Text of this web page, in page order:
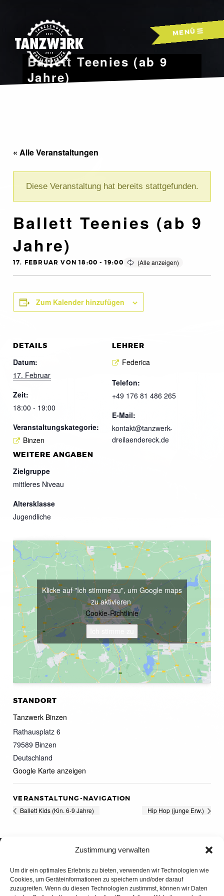
Zustimmung verwalten
Um dir ein optimales Erlebnis zu bieten, verwenden wir Technologien wie
Cookies, um Geräteinformationen zu speichern und/oder darauf
zuzugreifen. Wenn du diesen Technologien zustimmst, können wir Daten
MENÜ
Ballett Teenies (ab 9
Jahre)
« Alle Veranstaltungen
Diese Veranstaltung hat bereits stattgefunden.
Ballett Teenies (ab 9
Jahre)
17. FEBRUAR VON 18:00 - 19:00
Zum Kalender hinzufügen
DETAILS
Datum:
17. Februar
Zeit:
18:00 - 19:00
Veranstaltungskategorie:
Binzen
LEHRER
Federica
Telefon:
+49 176 81 486 265
E-Mail:
kontakt@tanzwerk-
dreilaendereck.de
WEITERE ANGABEN
Zielgruppe
mittleres Niveau
Altersklasse
Jugendliche
STANDORT
Tanzwerk Binzen
Rathausplatz 6
79589 Binzen
Deutschland
Google Karte anzeigen
Klicke auf "Ich stimme zu", um Google maps
zu aktivieren
Cookie-Richtlinie
VERANSTALTUNG-NAVIGATION
Ballett Kids (Kin. 6-9 Jahre) Hip Hop (junge Erw.)